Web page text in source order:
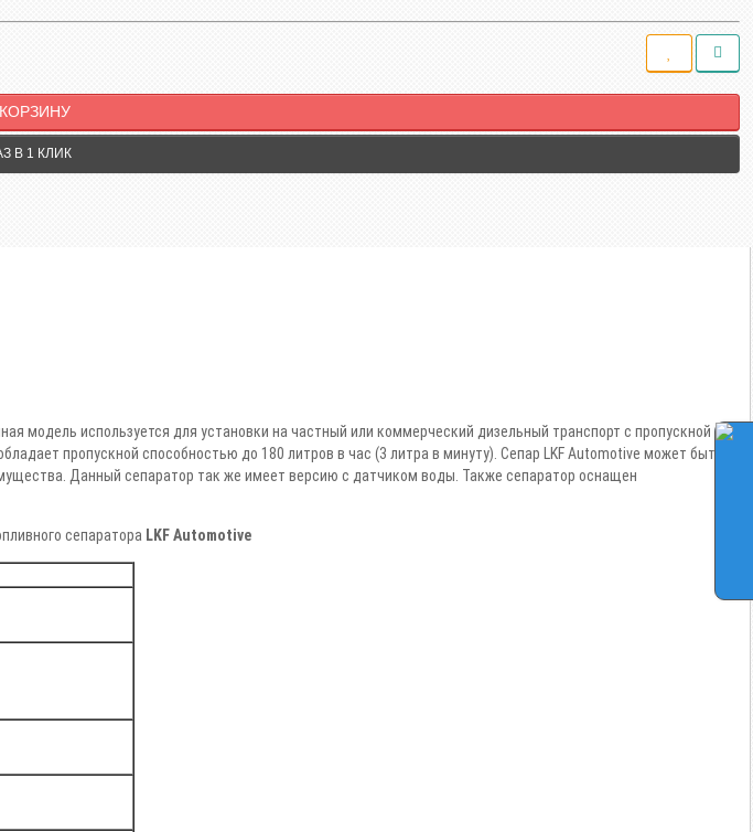
В 1 КЛИК
модель используется для установки на частный или коммерческий дизельный транспорт с пропускной
пропускной способностью до 180 литров в час (3 литра в минуту). Сепар LKF Automotive может быть
Данный сепаратор так же имеет версию с датчиком воды. Также сепаратор оснащен
сепаратора LKF Automotive